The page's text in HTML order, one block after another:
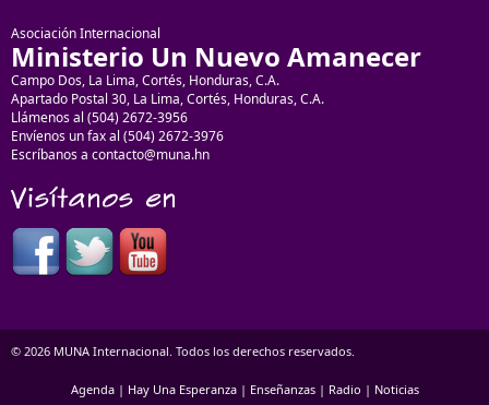
Asociación Internacional
Ministerio Un Nuevo Amanecer
Campo Dos, La Lima, Cortés, Honduras, C.A.
Apartado Postal 30, La Lima, Cortés, Honduras, C.A.
Llámenos al (504) 2672-3956
Envíenos un fax al (504) 2672-3976
Escríbanos a contacto@muna.hn
© 2026 MUNA Internacional. Todos los derechos reservados.
Agenda| Hay Una Esperanza| Enseñanzas| Radio | Noticias